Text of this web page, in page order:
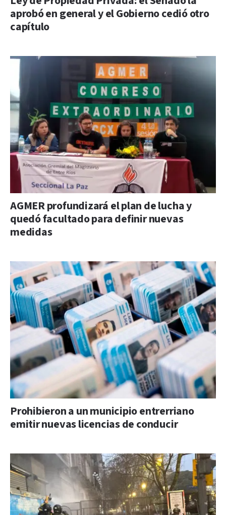
aprobó en general y el Gobierno cedió otro
capítulo
AGMER profundizará el plan de lucha y
quedó facultado para definir nuevas
medidas
Prohibieron a un municipio entrerriano
emitir nuevas licencias de conducir